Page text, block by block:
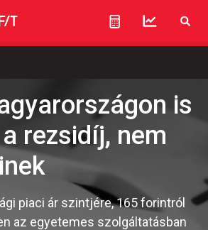
is
rezsidíj, nem
piaci ár szintjére, 165 forintról
az egyetemes szolgáltatásban